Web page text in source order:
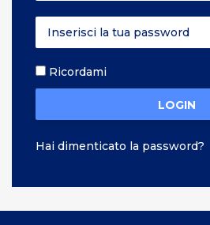
Ricordami
LOGIN
Hai dimenticato la password?